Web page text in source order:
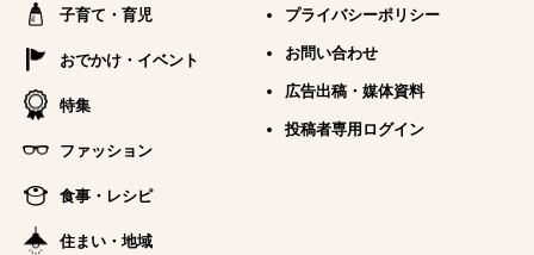
子育て・育児
おでかけ・イベント
特集
ファッション
食事・レシピ
住まい・地域
プライバシーポリシー
お問い合わせ
広告出稿・媒体資料
投稿者専用ログイン